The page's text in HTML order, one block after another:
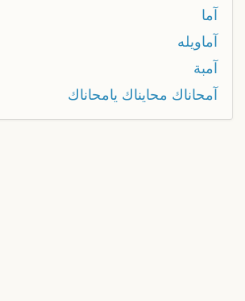
آما
آماويله
آمبة
آمحاناك محايناك يامحاناك